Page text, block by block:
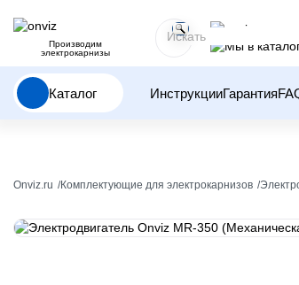
Производим
электрокарнизы
Каталог ИнструкцииГарантия
Onviz.ru Комплектующие для электрокарнизов